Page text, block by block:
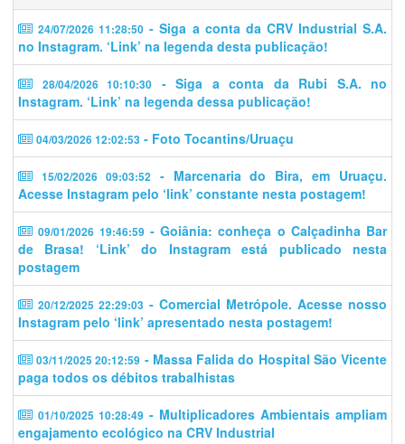
24/07/2026 11:28:50 - Siga a conta da CRV Industrial S.A.
no Instagram. ‘Link’ na legenda desta publicação!
28/04/2026 10:10:30 - Siga a conta da Rubi S.A. no
Instagram. ‘Link’ na legenda dessa publicação!
04/03/2026 12:02:53 - Foto Tocantins/Uruaçu
15/02/2026 09:03:52
- Marcenaria do Bira, em Uruaçu.
Acesse Instagram pelo ‘link’ constante nesta postagem!
09/01/2026 19:46:59 - Goiânia: conheça o Calçadinha Bar
de Brasa! ‘Link’ do Instagram está publicado nesta
postagem
20/12/2025 22:29:03 - Comercial Metrópole. Acesse nosso
Instagram pelo ‘link’ apresentado nesta postagem!
03/11/2025 20:12:59 - Massa Falida do Hospital São Vicente
paga todos os débitos trabalhistas
01/10/2025 10:28:49 - Multiplicadores Ambientais ampliam
engajamento ecológico na CRV Industrial